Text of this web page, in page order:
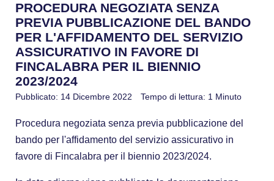
PROCEDURA NEGOZIATA SENZA
PREVIA PUBBLICAZIONE DEL BANDO
PER L'AFFIDAMENTO DEL SERVIZIO
ASSICURATIVO IN FAVORE DI
FINCALABRA PER IL BIENNIO
2023/2024
Pubblicato: 14 Dicembre 2022 Tempo di lettura: 1 Minuto
Procedura negoziata senza previa pubblicazione del
bando per l'affidamento del servizio assicurativo in
favore di Fincalabra per il biennio 2023/2024.